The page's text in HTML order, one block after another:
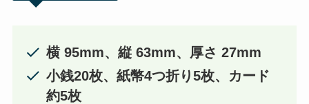
横 95mm、縦 63mm、厚さ 27mm
小銭20枚、紙幣4つ折り5枚、カード
約5枚